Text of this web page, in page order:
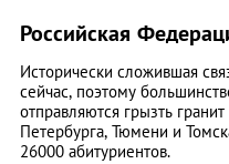
Российская
Исторически сложившая
сейчас, поэтому
отправляются грызть
Петербурга, Тюмени и
26000 абитуриентов.